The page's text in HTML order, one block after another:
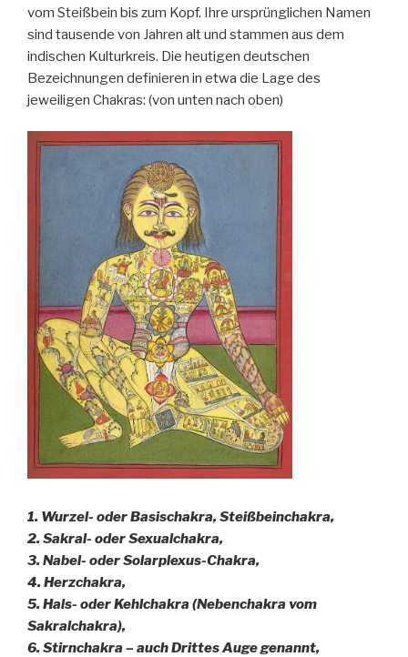
vom Steißbein bis zum Kopf. Ihre ursprünglichen Namen
sind tausende von Jahren alt und stammen aus dem
indischen Kulturkreis. Die heutigen deutschen
Bezeichnungen definieren in etwa die Lage des
jeweiligen Chakras: (von unten nach oben)
1. Wurzel- oder Basischakra, Steißbeinchakra,
2. Sakral- oder Sexualchakra,
3. Nabel- oder Solarplexus-Chakra,
4. Herzchakra,
5. Hals- oder Kehlchakra (Nebenchakra vom
Sakralchakra),
6. Stirnchakra – auch Drittes Auge genannt,